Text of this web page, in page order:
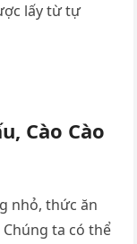
lấy từ tự
Cào Cào
nhỏ, thức ăn
ta có thể